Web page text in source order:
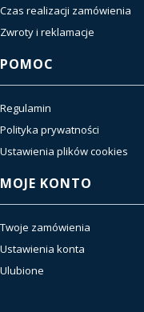
Czas realizacji zamówienia
Zwroty i reklamacje
POMOC
Regulamin
Polityka prywatności
Ustawienia plików cookies
MOJE KONTO
Twoje zamówienia
Ustawienia konta
Ulubione